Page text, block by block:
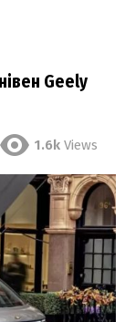
Geely
1.6k Views